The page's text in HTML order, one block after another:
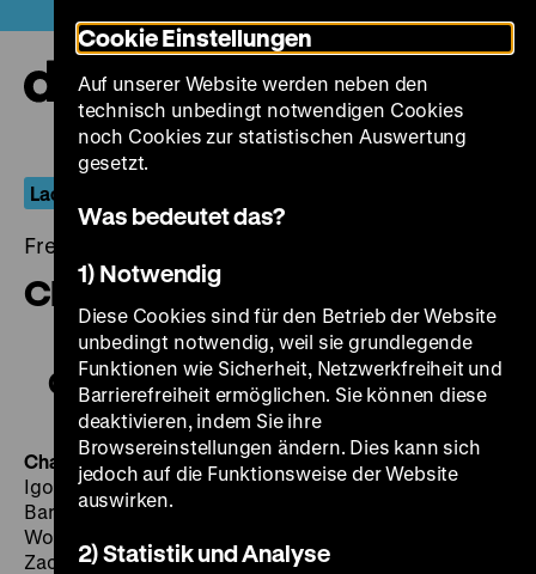
zum
Seiteninhalt
springen
Lachende Erben: Komödie der Gammler
Freitag, 20. Mai 2016, 20.00 - 00.00 Uhr
Chapeau Claque
Chapeau Claque
Chapeau ClaqueBRD 1974, R/B: Ulrich Schamoni, K:
Igor Luther, D: Ulrich Schamoni, Anna Henkel, Jürgen
Barz, Peter Ehlebracht, Karl Dall, Ingo Insterburg,
Wolfgang Neuss, Peter Schlesinger, Erika Skrotzki, Rolf
Zacher, 94'·35 mm MI 18.05. um 20 Uhr + FR 20.05. um
Cookie Einstellungen
Auf unserer Website werden neben den
technisch unbedingt notwendigen Cookies
noch Cookies zur statistischen Auswertung
gesetzt.
Was bedeutet das?
1) Notwendig
Diese Cookies sind für den Betrieb der Website
unbedingt notwendig, weil sie grundlegende
Funktionen wie Sicherheit, Netzwerkfreiheit und
Barrierefreiheit ermöglichen. Sie können diese
deaktivieren, indem Sie ihre
Browsereinstellungen ändern. Dies kann sich
jedoch auf die Funktionsweise der Website
auswirken.
2) Statistik und Analyse